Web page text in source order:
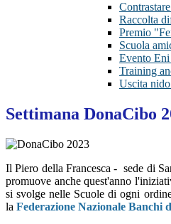
Raccolta
Premio
Scuola
Evento
Training
Uscita
Settimana DonaCibo
Il Piero della Francesca - sede di
promuove anche quest'anno
si svolge nelle Scuole di ogni
la Federazione Nazionale Banchi